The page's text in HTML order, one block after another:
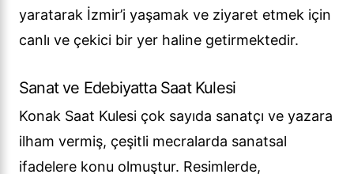
yaratarak İzmir’i yaşamak ve ziyaret etmek için
canlı ve çekici bir yer haline getirmektedir.
Sanat ve Edebiyatta Saat Kulesi
Konak Saat Kulesi çok sayıda sanatçı ve yazara
ilham vermiş, çeşitli mecralarda sanatsal
ifadelere konu olmuştur. Resimlerde,